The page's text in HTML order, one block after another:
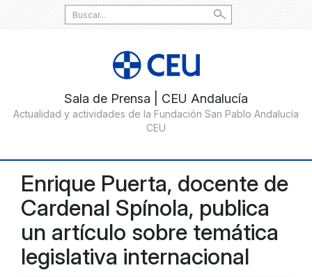
Search
for:
Enrique Puerta, docente de
Cardenal Spínola, publica
un artículo sobre temática
legislativa internacional